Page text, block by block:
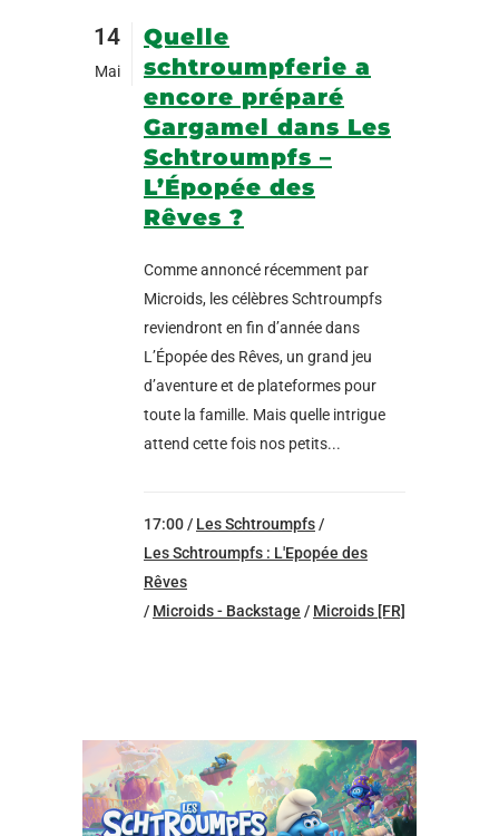
14
Mai
Quelle
schtroumpferie a
encore préparé
Gargamel dans Les
Schtroumpfs –
L’Épopée des
Rêves ?
Comme annoncé récemment par
Microids, les célèbres Schtroumpfs
reviendront en fin d’année dans
L’Épopée des Rêves, un grand jeu
d’aventure et de plateformes pour
toute la famille. Mais quelle intrigue
attend cette fois nos petits...
17:00 / Les Schtroumpfs /
Les Schtroumpfs : L'Epopée des
Rêves
/ Microids - Backstage / Microids [FR]